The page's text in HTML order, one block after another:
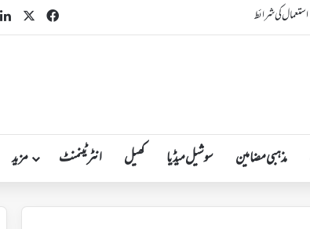
استعمال کی شرائط Facebook
مذہبی مضامین سوشیل میڈیا کھیل انٹرٹینمنٹ مزید